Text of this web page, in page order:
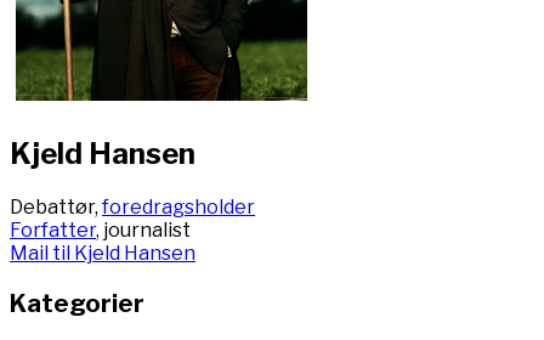
Kjeld Hansen
Debattør,foredragsholder
Forfatter, journalist
Mail til Kjeld Hansen
Kategorier